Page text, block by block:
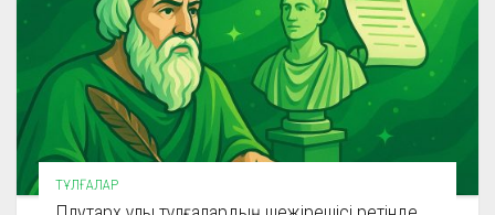
ТҰЛҒАЛАР